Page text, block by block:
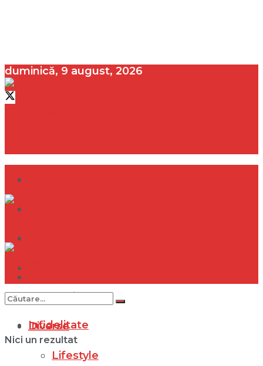
duminică, 9 august, 2026
Internațional
Diverse
Lifestyle
Infidelitate
Nici un rezultat